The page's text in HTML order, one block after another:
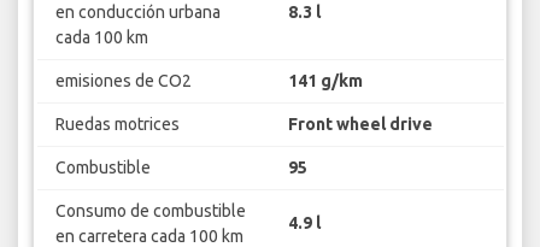
en conducción urbana
cada 100 km
8.3 l
emisiones de CO2 141 g/km
Ruedas motrices Front wheel drive
Combustible 95
Consumo de combustible
en carretera cada 100 km
4.9 l